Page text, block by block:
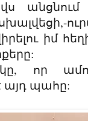
իմ
որ
այդ պահը: